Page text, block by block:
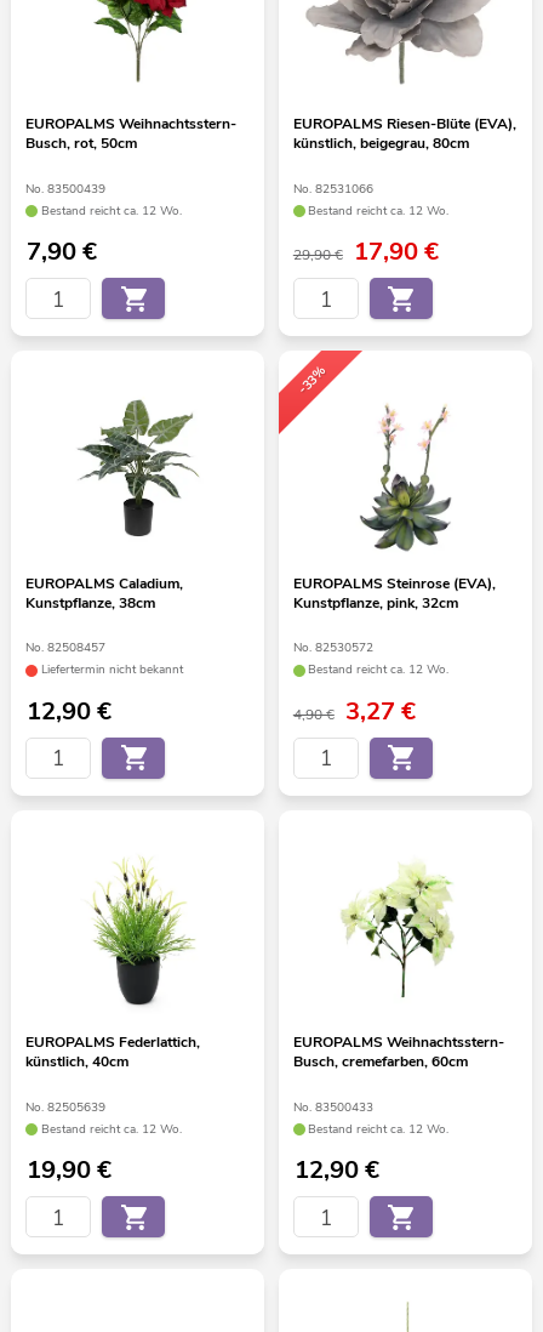
EUROPALMS Weihnachtsstern-
Busch, rot, 50cm
No. 83500439
Bestand reicht ca. 12 Wo.
7,90€
EUROPALMS Riesen-Blüte (EVA),
künstlich, beigegrau, 80cm
No. 82531066
Bestand reicht ca. 12 Wo.
29,90 € 17,90€
EUROPALMS Caladium,
Kunstpflanze, 38cm
No. 82508457
Liefertermin nicht bekannt
12,90€
-33%
EUROPALMS Steinrose (EVA),
Kunstpflanze, pink, 32cm
No. 82530572
Bestand reicht ca. 12 Wo.
4,90 € 3,27 €
EUROPALMS Federlattich,
künstlich, 40cm
No. 82505639
Bestand reicht ca. 12 Wo.
19,90€
EUROPALMS Weihnachtsstern-
Busch, cremefarben, 60cm
No. 83500433
Bestand reicht ca. 12 Wo.
12,90€